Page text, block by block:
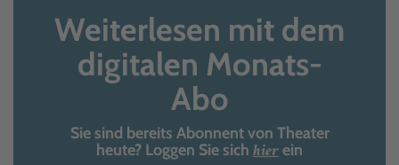
Weiterlesen mit dem
digitalen Monats-
Abo
Sie sind bereits Abonnent von Theater
heute? Loggen Sie sich hierein